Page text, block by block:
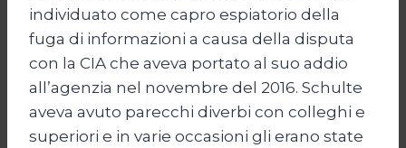
individuato come capro espiatorio della
fuga di informazioni a causa della disputa
con la CIA che aveva portato al suo addio
all’agenzia nel novembre del 2016. Schulte
aveva avuto parecchi diverbi con colleghi e
superiori e in varie occasioni gli erano state